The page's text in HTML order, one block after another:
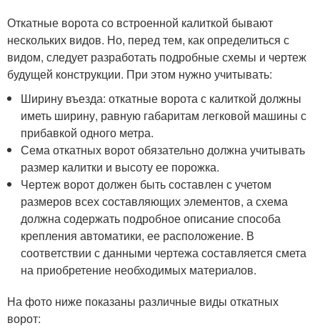
Откатные ворота со встроенной калиткой бывают
нескольких видов. Но, перед тем, как определиться с
видом, следует разработать подробные схемы и чертеж
будущей конструкции. При этом нужно учитывать:
Ширину въезда: откатные ворота с калиткой должны
иметь ширину, равную габаритам легковой машины с
прибавкой одного метра.
Сема откатных ворот обязательно должна учитывать
размер калитки и высоту ее порожка.
Чертеж ворот должен быть составлен с учетом
размеров всех составляющих элементов, а схема
должна содержать подробное описание способа
крепления автоматики, ее расположение. В
соответствии с данными чертежа составляется смета
на приобретение необходимых материалов.
На фото ниже показаны различные виды откатных
ворот: